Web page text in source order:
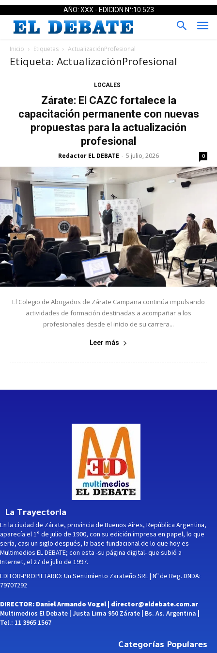
AÑO: XXX - EDICION N°:10.523
Inicio Etiquetas ActualizaciónProfesional
Etiqueta: ActualizaciónProfesional
LOCALES
Zárate: El CAZC fortalece la
capacitación permanente con nuevas
propuestas para la actualización
profesional
Redactor EL DEBATE - 5 julio, 2026 0
El Colegio de Abogados de Zárate Campana continúa impulsando
actividades de formación destinadas a acompañar a los
profesionales desde el inicio de su carrera...
Leer más
La Trayectoria
En la ciudad de Zárate, provincia de Buenos Aires, República Argentina,
aparecía el 1° de julio de 1900, con su edición impresa en papel, lo que
sería, casi un siglo después, la base fundacional de lo que hoy es
Multimedios EL DEBATE; con esta -su página digital- que subió a
Internet, el 27 de julio de 1997.
EDITOR-PROPIETARIO: Un Sentimiento Zarateño SRL | Nº de Reg. DNDA:
79707292
DIRECTOR: Daniel Armando Vogel | director@eldebate.com.ar
Multimedios El Debate | Justa Lima 950 Zárate | Bs. As. Argentina |
Tel.: 11 3965 1567
Categorías Populares